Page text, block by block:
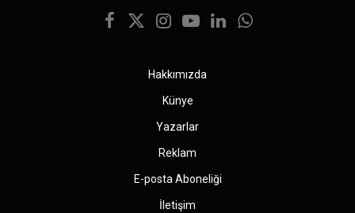
Facebook
X
Instagram
YouTubeLinkedInWhatsApp
Hakkımızda
Künye
Yazarlar
Reklam
E-posta Aboneliği
İletişim